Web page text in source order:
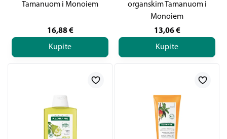
Tamanuom i Monoiem
16,88 €
Kupite
organskim Tamanuom i
Monoiem
13,06 €
Kupite